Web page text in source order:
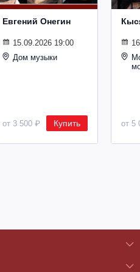
Евгений Онегин
15.09.2026 19:00
Дом музыки
от 3 500 ₽ Купить от 5